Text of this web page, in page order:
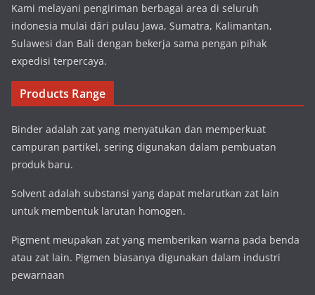
Kami melayani pengiriman berbagai area di seluruh
indonesia mulai dări pulau Jawa, Sumatra, Kalimantan,
Sulawesi dan Bali dengan bekerja sama pengan pihak
expedisi terpercaya.
Products Range
Binder adalah zat yang menyatukan dan memperkuat
campuran partikel, sering digunakan dalam pembuatan
produk baru.
Solvent adalah substansi yang dapat melarutkan zat lain
untuk membentuk larutan homogen.
Pigment meupakan zat yang memberikan warna pada benda
atau zat lain. Pigmen biasanya digunakan dalam industri
pewarnaan